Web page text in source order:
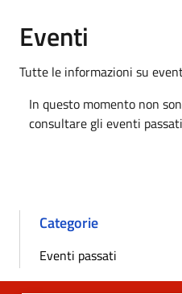
Eventi
Tutte le informazioni su
In questo momento non
consultare gli eventi
Categorie
Eventi passati